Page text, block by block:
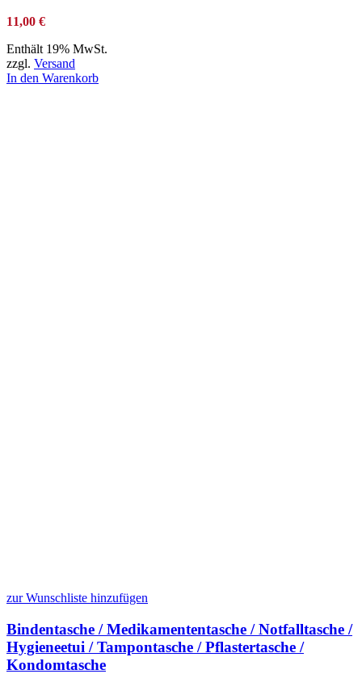
11,00 €
Enthält 19% MwSt.
zzgl. Versand
In den Warenkorb
zur Wunschliste hinzufügen
Bindentasche / Medikamententasche / Notfalltasche /
Hygieneetui / Tampontasche / Pflastertasche /
Kondomtasche